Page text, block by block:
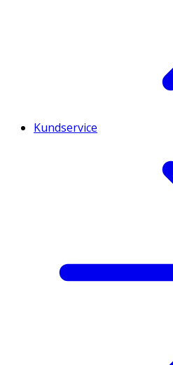
Kundservice